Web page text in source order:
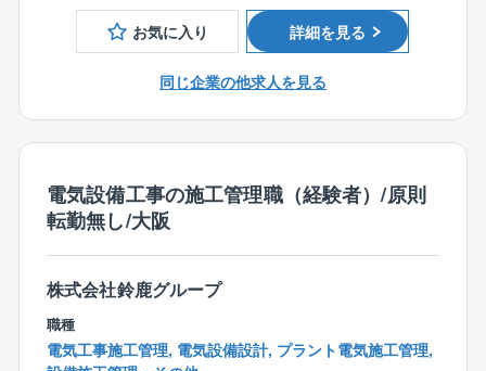
【案件の特徴】
プラント電気工事：データセンター、水処理施設、鉄
内線電気工事：工場、商業施設、マンション等
＊関連企業案件（富士電機・古河電工等）、一般民
需、官公庁など幅広い案件有
【同社の魅力】
■長期的に働きやすい環境
の推進に取り組み、残業時間を削減しております。
＜具体的な取組み例＞
◎現場業務を支援する「施工支援部」を設立し、これ
まで現場の施工管理担当者が行っていた業務を積極的
お気に入り 詳細を見る
同じ企業の他求人を見る
電気設備工事の施工管理職（経験者）/原則
転勤無し/大阪
株式会社鈴鹿グループ
職種
電気工事施工管理, 電気設備設計, プラント電気施工管理,